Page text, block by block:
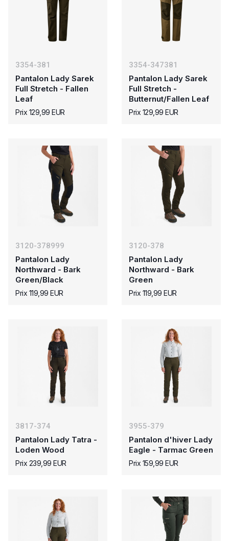
3354-381
Pantalon Lady Sarek
Full Stretch - Fallen
Leaf
Prix 129,99 EUR
3354-347381
Pantalon Lady Sarek
Full Stretch -
Butternut/Fallen Leaf
Prix 129,99 EUR
3120-378999
Pantalon Lady
Northward - Bark
Green/Black
Prix 119,99 EUR
3120-378
Pantalon Lady
Northward - Bark
Green
Prix 119,99 EUR
3817-374
Pantalon Lady Tatra -
Loden Wood
Prix 239,99 EUR
3955-379
Pantalon d'hiver Lady
Eagle - Tarmac Green
Prix 159,99 EUR